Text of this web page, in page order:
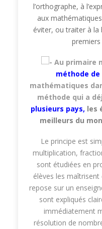
l’orthographe, à
aux
éviter, ou traiter à la
premiers
Au primaire
méthode de
mathématiques
méthode qui a
plusieurs pays, les
meilleurs du
Le principe est
multiplication,
sont étudiées en
élèves les
repose sur un
sont expliqués
immédiatement
résolution de